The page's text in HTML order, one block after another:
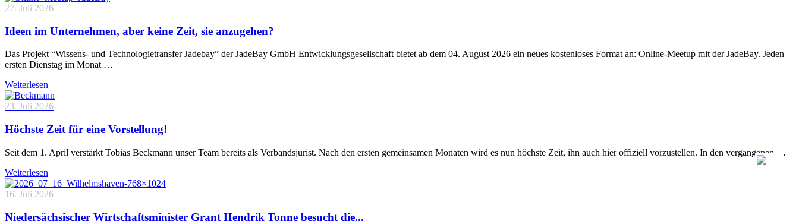
27. Juli 2026
Ideen im Unternehmen, aber keine Zeit, sie anzugehen?
Das Projekt “Wissens- und Technologietransfer Jadebay” der JadeBay GmbH Entwicklungsgesellschaft bietet ab dem 04. August 2026 ein neues kostenloses Format an: Online-Meetup mit der JadeBay. Jeden
ersten Dienstag im Monat …
Weiterlesen
23. Juli 2026
Höchste Zeit für eine Vorstellung!
Seit dem 1. April verstärkt Tobias Beckmann unser Team bereits als Verbandsjurist. Nach den ersten gemeinsamen Monaten wird es nun höchste Zeit, ihn auch hier offiziell vorzustellen. In den vergangenen …
Weiterlesen
16. Juli 2026
Niedersächsischer Wirtschaftsminister Grant Hendrik Tonne besucht die...